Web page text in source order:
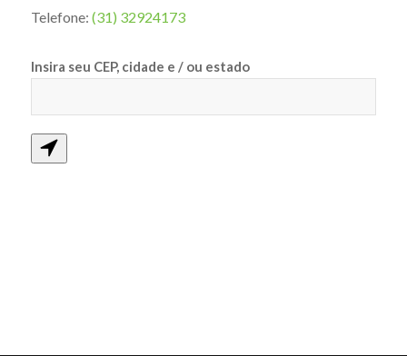
Telefone: (31) 32924173
Insira seu CEP, cidade e / ou estado